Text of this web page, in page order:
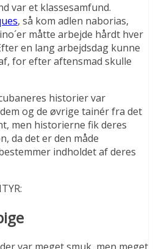
var et klassesamfund.
, så kom adlen naborias,
måtte arbejde hårdt hver
en lang arbejdsdag kunne
for efter aftensmad skulle
historier var
og de øvrige tainér fra det
men historierne fik deres
da det er den måde
indholdet af deres